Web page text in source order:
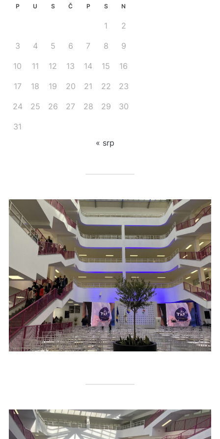
P U S Č P S N
1 2
3 4 5 6 7 8 9
10 11 12 13 14 15 16
17 18 19 20 21 22 23
24 25 26 27 28 29 30
31
« srp